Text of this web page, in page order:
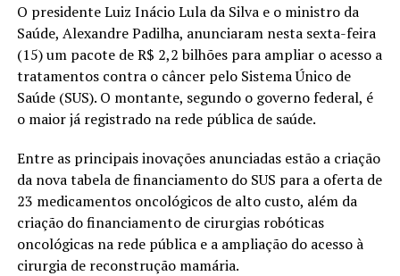
O presidente Luiz Inácio Lula da Silva e o ministro da
Saúde, Alexandre Padilha, anunciaram nesta sexta-feira
(15) um pacote de R$ 2,2 bilhões para ampliar o acesso a
tratamentos contra o câncer pelo Sistema Único de
Saúde (SUS). O montante, segundo o governo federal, é
o maior já registrado na rede pública de saúde.
Entre as principais inovações anunciadas estão a criação
da nova tabela de financiamento do SUS para a oferta de
23 medicamentos oncológicos de alto custo, além da
criação do financiamento de cirurgias robóticas
oncológicas na rede pública e a ampliação do acesso à
cirurgia de reconstrução mamária.